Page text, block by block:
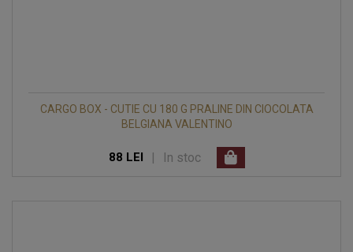
CARGO BOX - CUTIE CU 180 G PRALINE DIN CIOCOLATA
BELGIANA VALENTINO
88 LEI | In stoc